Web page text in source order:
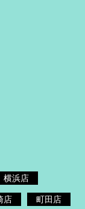
横浜店
店 町田店